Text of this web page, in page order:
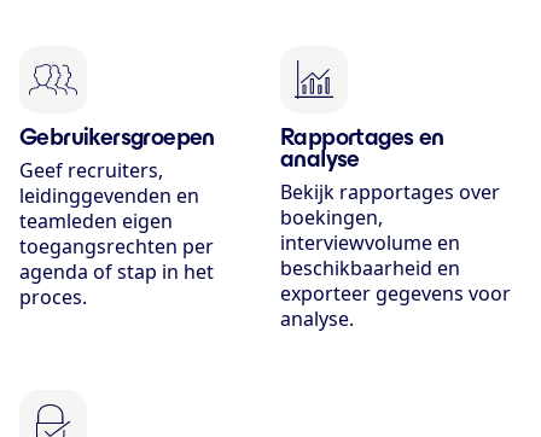
Gebruikers­groepen
Geef recruiters,
leidinggevenden en
teamleden eigen
toegangsrechten per
agenda of stap in het
proces.
Rapportages en
analyse
Bekijk rapportages over
boekingen,
interviewvolume en
beschikbaarheid en
exporteer gegevens voor
analyse.